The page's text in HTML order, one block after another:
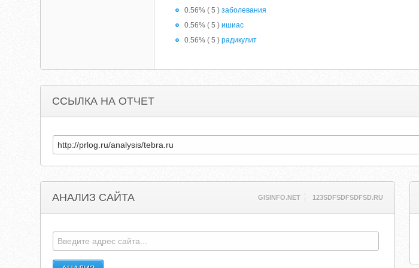
0.56% ( 5 )заболевания
0.56% ( 5 )ишиас
0.56% ( 5 )радикулит
ССЫЛКА НА ОТЧЕТ
АНАЛИЗ САЙТА GISINFO.NET 123SDFSDFSDFSD.RU